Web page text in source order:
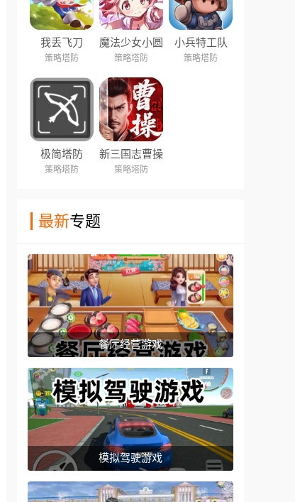
我丢飞刀
策略塔防
魔法少女小圆
Magia Exedra
策略塔防
小兵特工队
策略塔防
极简塔防
策略塔防
新三国志曹操
传
策略塔防
最新专题
餐厅经营游戏
模拟驾驶游戏